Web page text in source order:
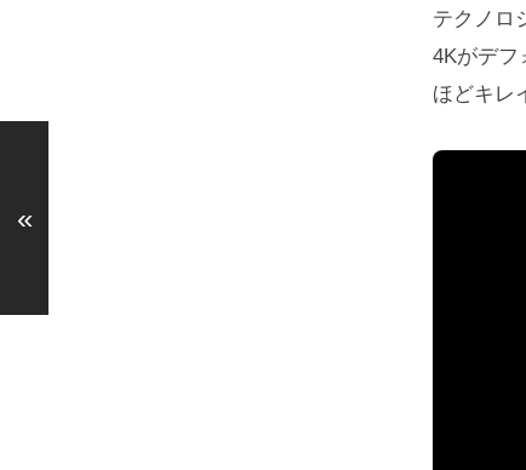
テクノロ
4Kがデフ
ほどキレ
«